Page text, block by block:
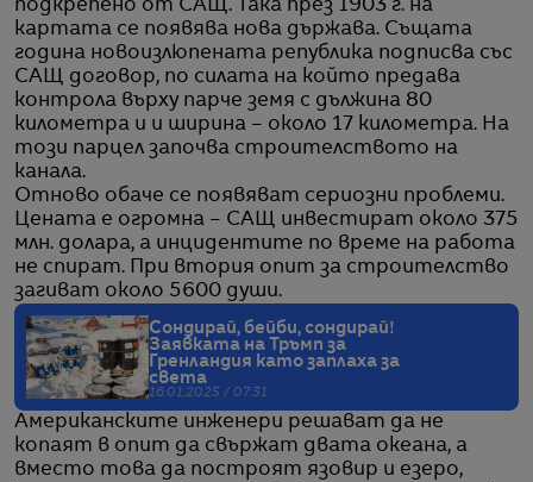
подкрепено от САЩ. Така през 1903 г. на
картата се появява нова държава. Същата
година новоизлюпената република подписва със
САЩ договор, по силата на който предава
контрола върху парче земя с дължина 80
километра и и ширина – около 17 километра. На
този парцел започва строителството на
канала.
Отново обаче се появяват сериозни проблеми.
Цената е огромна – САЩ инвестират около 375
млн. долара, а инцидентите по време на работа
не спират. При втория опит за строителство
загиват около 5600 души.
Сондирай, бейби, сондирай!
Заявката на Тръмп за
Гренландия като заплаха за
света
16.01.2025 / 07:31
Американските инженери решават да не
копаят в опит да свържат двата океана, а
вместо това да построят язовир и езеро,